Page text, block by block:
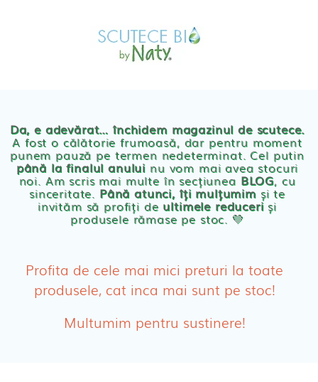
PRODUSE BEBE
Servetele umede ecologice
Cosmetice BEBE
Olita Bio Naty
PRODUSE FEMEI
Absorbante Post-Natale
Absorbante Incontinenta Urinara
Da, e adevărat… închidem magazinul de scutece.
A fost o călătorie frumoasă, dar pentru moment
punem pauză pe termen nedeterminat. Cel putin
până la finalul anului nu vom mai avea stocuri
noi. Am scris mai multe în secțiunea BLOG, cu
sinceritate. Până atunci, îți mulțumimși te
invităm să profiți de ultimele reduceriși
produsele rămase pe stoc. 💛
Profita de cele mai mici preturi la toate
produsele, cat inca mai sunt pe stoc!
Multumim pentru sustinere!